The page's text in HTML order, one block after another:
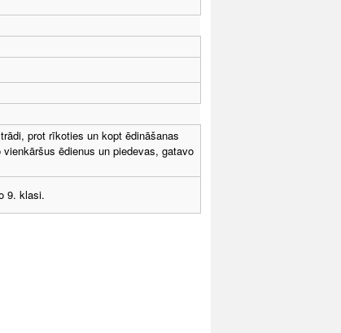
prot rīkoties un kopt ēdināšanas
ēdienus un piedevas, gatavo
9. klasi.